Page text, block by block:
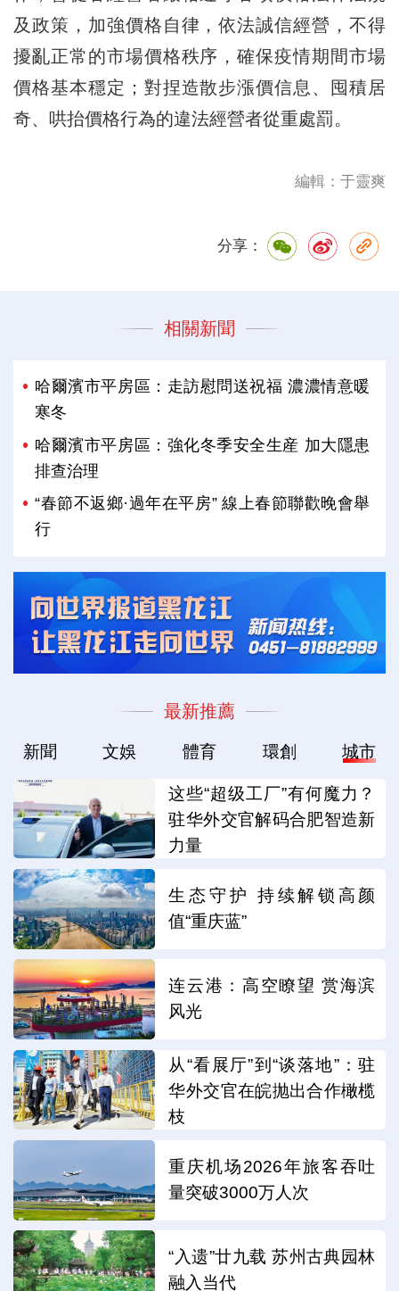
及政策，加強價格自律，依法誠信經營，不得
擾亂正常的市場價格秩序，確保疫情期間市場
價格基本穩定；對捏造散步漲價信息、囤積居
奇、哄抬價格行為的違法經營者從重處罰。
編輯：于靈爽
分享：
相關新聞
哈爾濱市平房區：走訪慰問送祝福 濃濃情意暖
寒冬
哈爾濱市平房區：強化冬季安全生産 加大隱患
排查治理
“春節不返鄉·過年在平房” 線上春節聯歡晚會舉
行
最新推薦
新聞 文娛 體育 環創 城市
这些“超级工厂”有何魔力？
驻华外交官解码合肥智造新
力量
生态守护 持续解锁高颜
值“重庆蓝”
连云港：高空瞭望 赏海滨
风光
从“看展厅”到“谈落地”：驻
华外交官在皖抛出合作橄榄
枝
重庆机场2026年旅客吞吐
量突破3000万人次
“入遗”廿九载 苏州古典园林
融入当代